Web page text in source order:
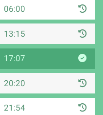
06:00
13:15
17:07
20:20
21:54